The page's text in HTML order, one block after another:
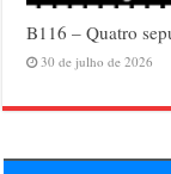
B116 – Quatro
30 de julho de 2026